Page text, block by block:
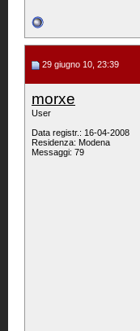
29 giugno 10, 23:39
morxe
User
Data registr.: 16-04-2008
Residenza: Modena
Messaggi: 79